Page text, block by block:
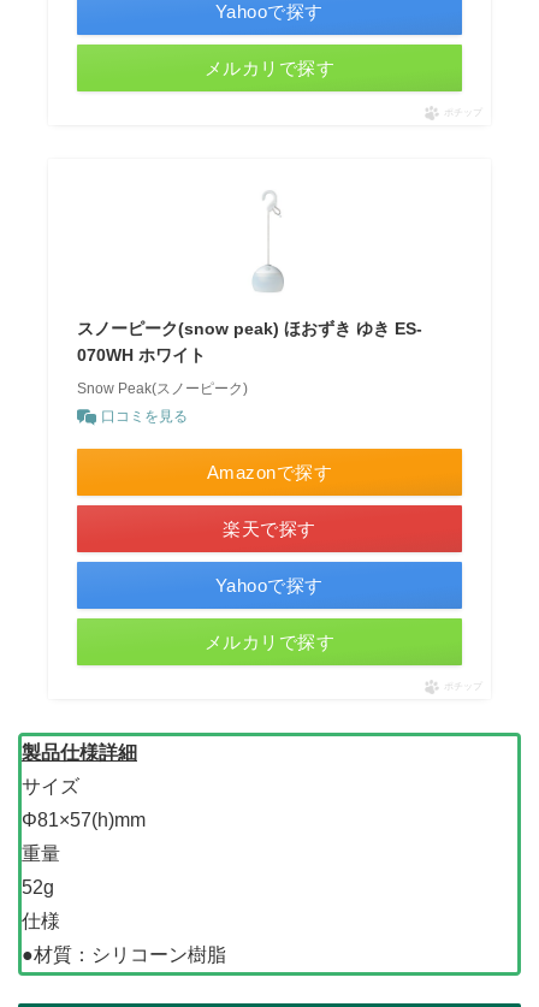
Yahooで探す
メルカリで探す
ポチップ
スノーピーク(snow peak) ほおずき ゆき ES-
070WH ホワイト
Snow Peak(スノーピーク)
口コミを見る
Amazonで探す
楽天で探す
Yahooで探す
メルカリで探す
ポチップ
製品仕様詳細
サイズ
Φ81×57(h)mm
重量
52g
仕様
●材質：シリコーン樹脂